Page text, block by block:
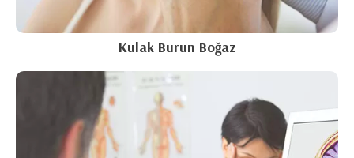
Kulak Burun Boğaz